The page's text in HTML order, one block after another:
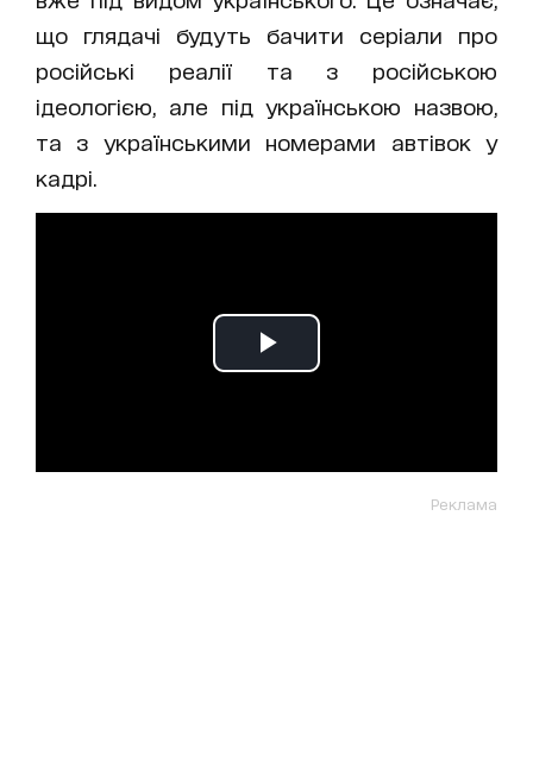
що глядачі будуть бачити серіали про
російські реалії та з російською
ідеологією, але під українською назвою,
та з українськими номерами автівок у
кадрі.
Реклама